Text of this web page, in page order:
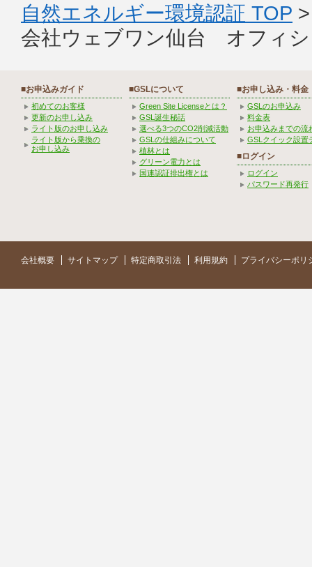
自然エネルギー環境認証 TOP
会社ウェブワン仙台 オフィ
■お申込みガイド
初めてのお客様
更新のお申し込み
ライト版のお申し込み
ライト版から乗換の
お申し込み
■GSLについて
Green Site Licenseとは？
GSL誕生秘話
選べる3つのCO2削減活動
GSLの仕組みについて
植林とは
グリーン電力とは
国連認証排出権とは
■お申し込み・料金
GSLのお申込み
料金表
お申込みまでの流
GSLクイック設置
■ログイン
ログイン
パスワード再発行
会社概要 サイトマップ 特定商取引法 利用規約 プライバシーポリ